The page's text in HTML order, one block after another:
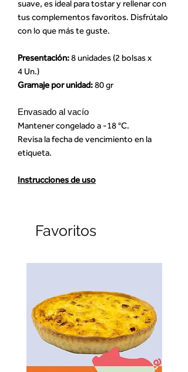
suave, es ideal para tostar y rellenar con
tus complementos favoritos. Disfrútalo
con lo que más te guste.
Presentación:8 unidades (2 bolsas x
4 Un.)
Gramaje por unidad:80 gr
Envasado al vacío
Mantener congelado a -18 °C.
Revisa la fecha de vencimiento en la
etiqueta.
Instrucciones de uso
Favoritos